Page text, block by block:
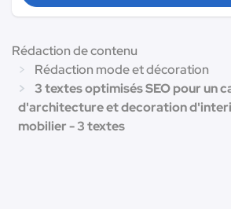
Rédaction de contenu
Rédaction mode et décoration
3 textes optimisés SEO pour un
d'architecture et decoration
mobilier - 3 textes